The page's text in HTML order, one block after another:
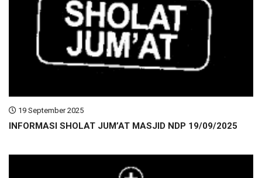
19 September 2025
INFORMASI SHOLAT JUM’AT MASJID NDP 19/09/2025